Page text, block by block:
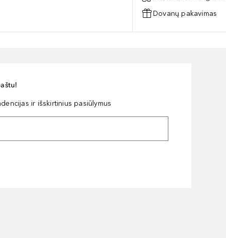
Dovanų pakavimas
ir išskirtinius pasiūlymus